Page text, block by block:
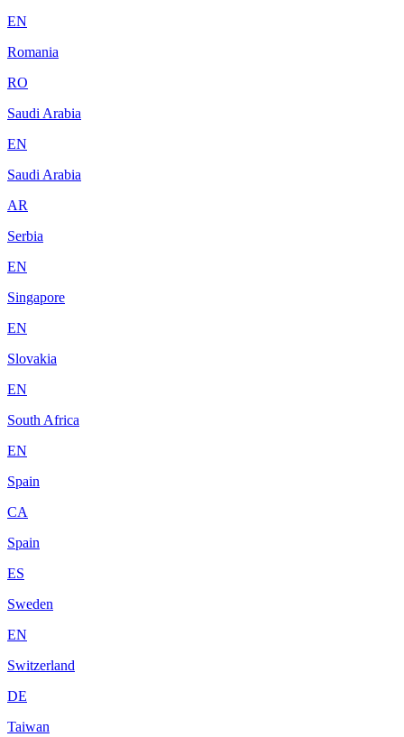
EN
Romania
RO
Saudi Arabia
EN
Saudi Arabia
AR
Serbia
EN
Singapore
EN
Slovakia
EN
South Africa
EN
Spain
CA
Spain
ES
Sweden
EN
Switzerland
DE
Taiwan